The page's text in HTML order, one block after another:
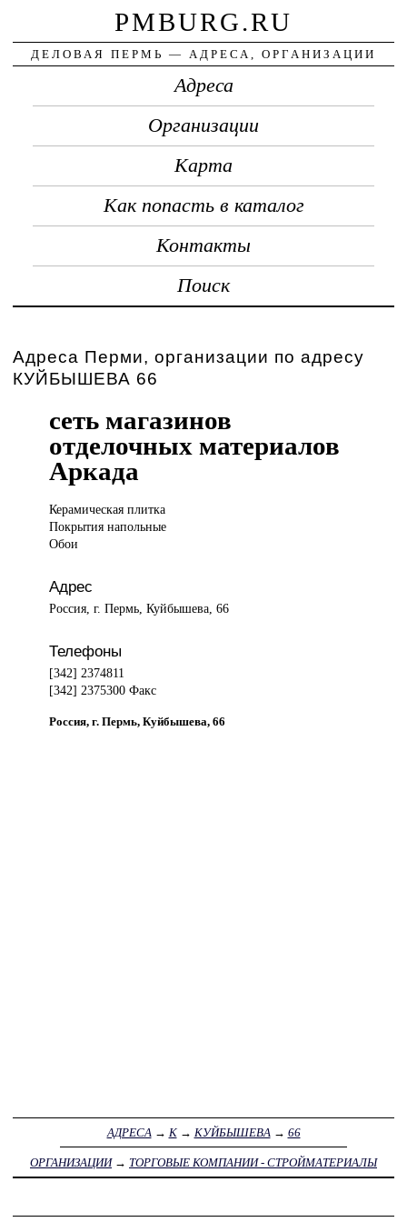
PMBURG.RU
ДЕЛОВАЯ ПЕРМЬ — АДРЕСА, ОРГАНИЗАЦИИ
Адреса
Организации
Карта
Как попасть в каталог
Контакты
Поиск
Адреса Перми, организации по адресу
КУЙБЫШЕВА 66
сеть магазинов
отделочных материалов
Аркада
Керамическая плитка
Покрытия напольные
Обои
Адрес
Россия, г. Пермь, Куйбышева, 66
Телефоны
[342] 2374811
[342] 2375300 Факс
Россия, г. Пермь, Куйбышева, 66
АДРЕСА→ К→ КУЙБЫШЕВА→ 66
ОРГАНИЗАЦИИ→ ТОРГОВЫЕ КОМПАНИИ - СТРОЙМАТЕРИАЛЫ